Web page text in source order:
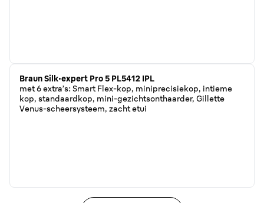
Braun Silk·expert Pro 5 PL5412 IPL
met 6 extra’s: Smart Flex-kop, miniprecisiekop, intieme
kop, standaardkop, mini-gezichtsonthaarder, Gillette
Venus-scheersysteem, zacht etui